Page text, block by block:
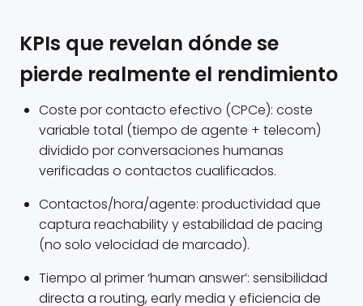
KPIs que revelan dónde se
pierde realmente el rendimiento
Coste por contacto efectivo (CPCe): coste
variable total (tiempo de agente + telecom)
dividido por conversaciones humanas
verificadas o contactos cualificados.
Contactos/hora/agente: productividad que
captura reachability y estabilidad de pacing
(no solo velocidad de marcado).
Tiempo al primer ‘human answer’: sensibilidad
directa a routing, early media y eficiencia de